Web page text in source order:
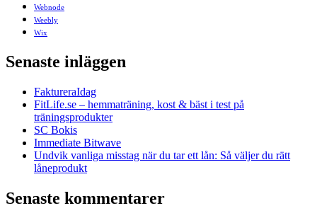
Webnode
Weebly
Wix
Senaste inläggen
FaktureraIdag
FitLife.se – hemmaträning, kost & bäst i test på
träningsprodukter
SC Bokis
Immediate Bitwave
Undvik vanliga misstag när du tar ett lån: Så väljer du rätt
låneprodukt
Senaste kommentarer